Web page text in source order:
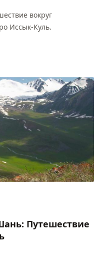
вокруг
Иссык-Куль.
Путешествие